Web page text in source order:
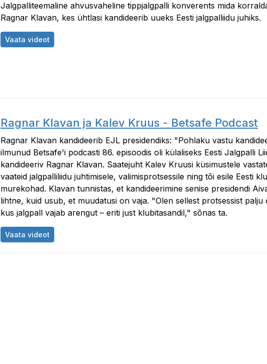
Jalgpalliteemaline ahvusvaheline tippjalgpalli konverents mida
Ragnar Klavan, kes ühtlasi kandideerib uueks Eesti jalgpalliidu juhiks.
Vaata videot
Ragnar Klavan ja Kalev Kruus - Betsafe Podcast
Ragnar Klavan kandideerib EJL presidendiks: "Pohlaku vastu
ilmunud Betsafe'i podcasti 86. episoodis oli külaliseks Eesti Jalgpalli
kandideeriv Ragnar Klavan. Saatejuht Kalev Kruusi küsimustele
vaateid jalgpalliliidu juhtimisele, valimisprotsessile ning tõi esile Eesti
murekohad. Klavan tunnistas, et kandideerimine senise presidendi
lihtne, kuid usub, et muudatusi on vaja. "Olen sellest protsessist palju
kus jalgpall vajab arengut – eriti just klubitasandil," sõnas ta.
Vaata videot